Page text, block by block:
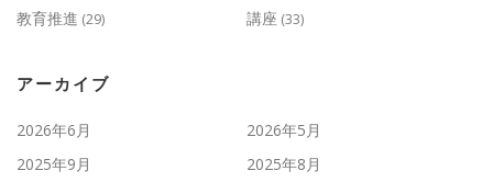
教育推進 (29) 講座 (33)
アーカイブ
2026年6月
2026年5月
2025年9月
2025年8月